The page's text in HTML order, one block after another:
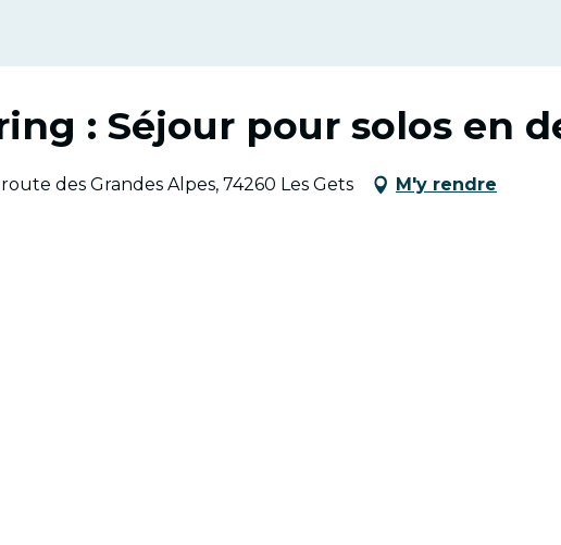
: Séjour pour solos en
des Grandes Alpes, 74260 Les Gets M'y rendre